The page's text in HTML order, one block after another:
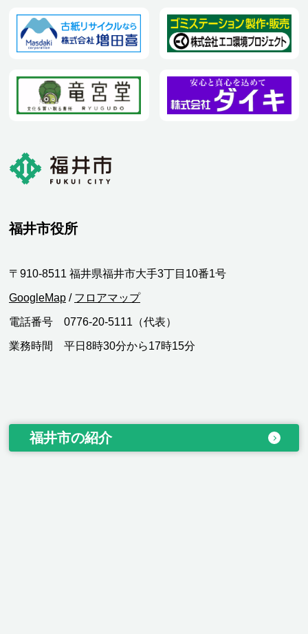
福井市役所
〒910-8511 福井県福井市大手3丁目10番1号
GoogleMap / フロアマップ
電話番号 0776-20-5111（代表）
業務時間 平日8時30分から17時15分
福井市の紹介